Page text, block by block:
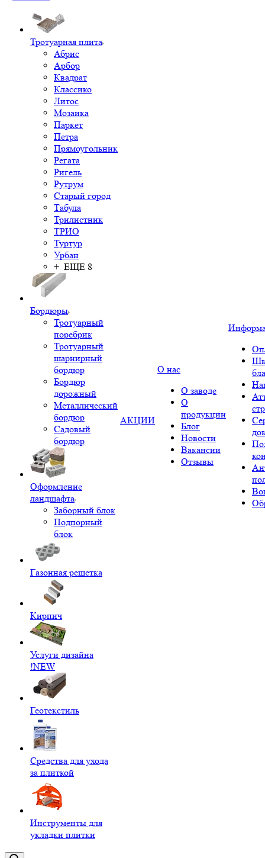
Тротуарная плита
Абрис
Арбор
Квадрат
Классико
Литос
Мозаика
Паркет
Петра
Прямоугольник
Регата
Ригель
Рутрум
Старый город
Табула
Трилистник
ТРИО
Туртур
Урбан
+ ЕЩЕ 8
Бордюры
Тротуарный
поребрик
Тротуарный
шарнирный
бордюр
Бордюр
дорожный
Металлический
бордюр
Садовый
бордюр
Оформление
ландшафта
Заборный блок
Подпорный
блок
Газонная решетка
Кирпич
Услуги дизайна
!NEW
Геотекстиль
Средства для ухода
за плиткой
Инструменты для
укладки плитки
АКЦИИ
О нас
О заводе
О
продукции
Блог
Новости
Вакансии
Отзывы